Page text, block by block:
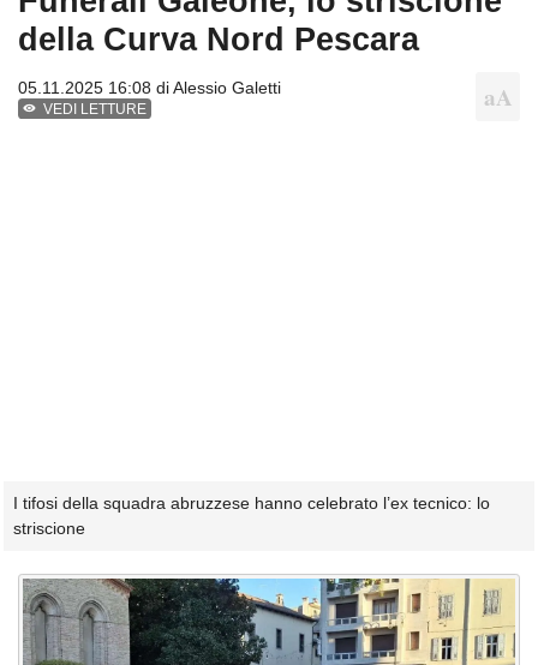
della Curva Nord Pescara
05.11.2025 16:08 diAlessio Galetti
VEDI LETTURE
I tifosi della squadra abruzzese hanno celebrato l’ex tecnico: lo
striscione